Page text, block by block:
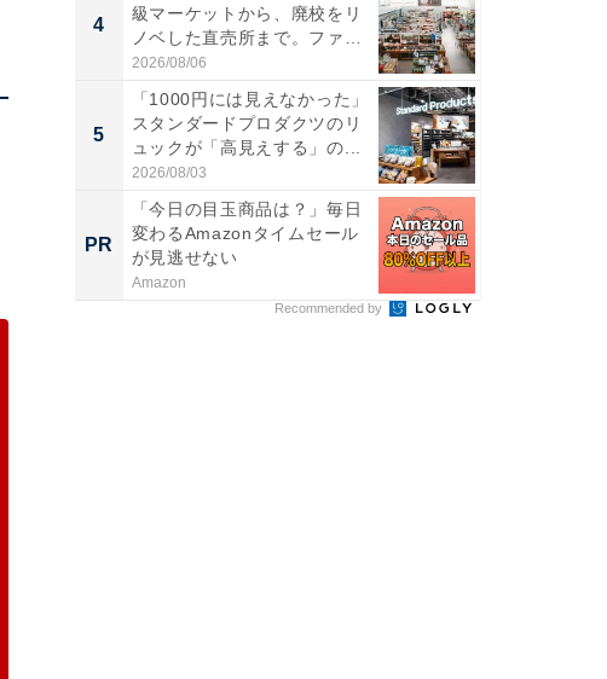
4
級マーケットから、廃校をリ
ノベした直売所まで。ファ
ー...
2026/08/06
5
「1000円には見えなかった」
スタンダードプロダクツのリ
ュックが「高見えする」の...
2026/08/03
PR
「今日の目玉商品は？」毎日
変わるAmazonタイムセール
が見逃せない
Amazon
Recommended by